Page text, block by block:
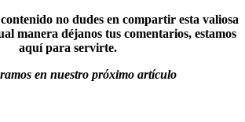
no dudes en compartir esta valiosa
manera déjanos tus comentarios, estamos
aquí para servirte.
en nuestro próximo artículo